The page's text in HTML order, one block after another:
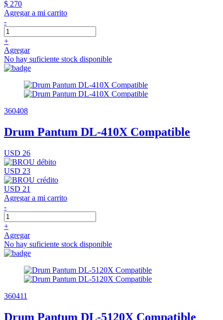
$ 270
Agregar a mi carrito
-
+
Agregar
No hay suficiente stock disponible
360408
Drum Pantum DL-410X Compatible
USD 26
USD 23
USD 21
Agregar a mi carrito
-
+
Agregar
No hay suficiente stock disponible
360411
Drum Pantum DL-5120X Compatible